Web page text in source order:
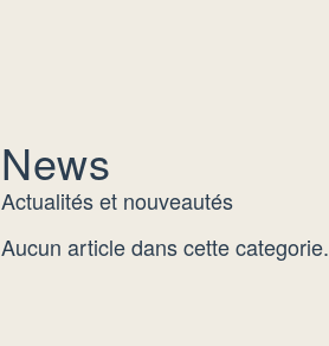
News
Actualités et nouveautés
Aucun article dans cette categorie.